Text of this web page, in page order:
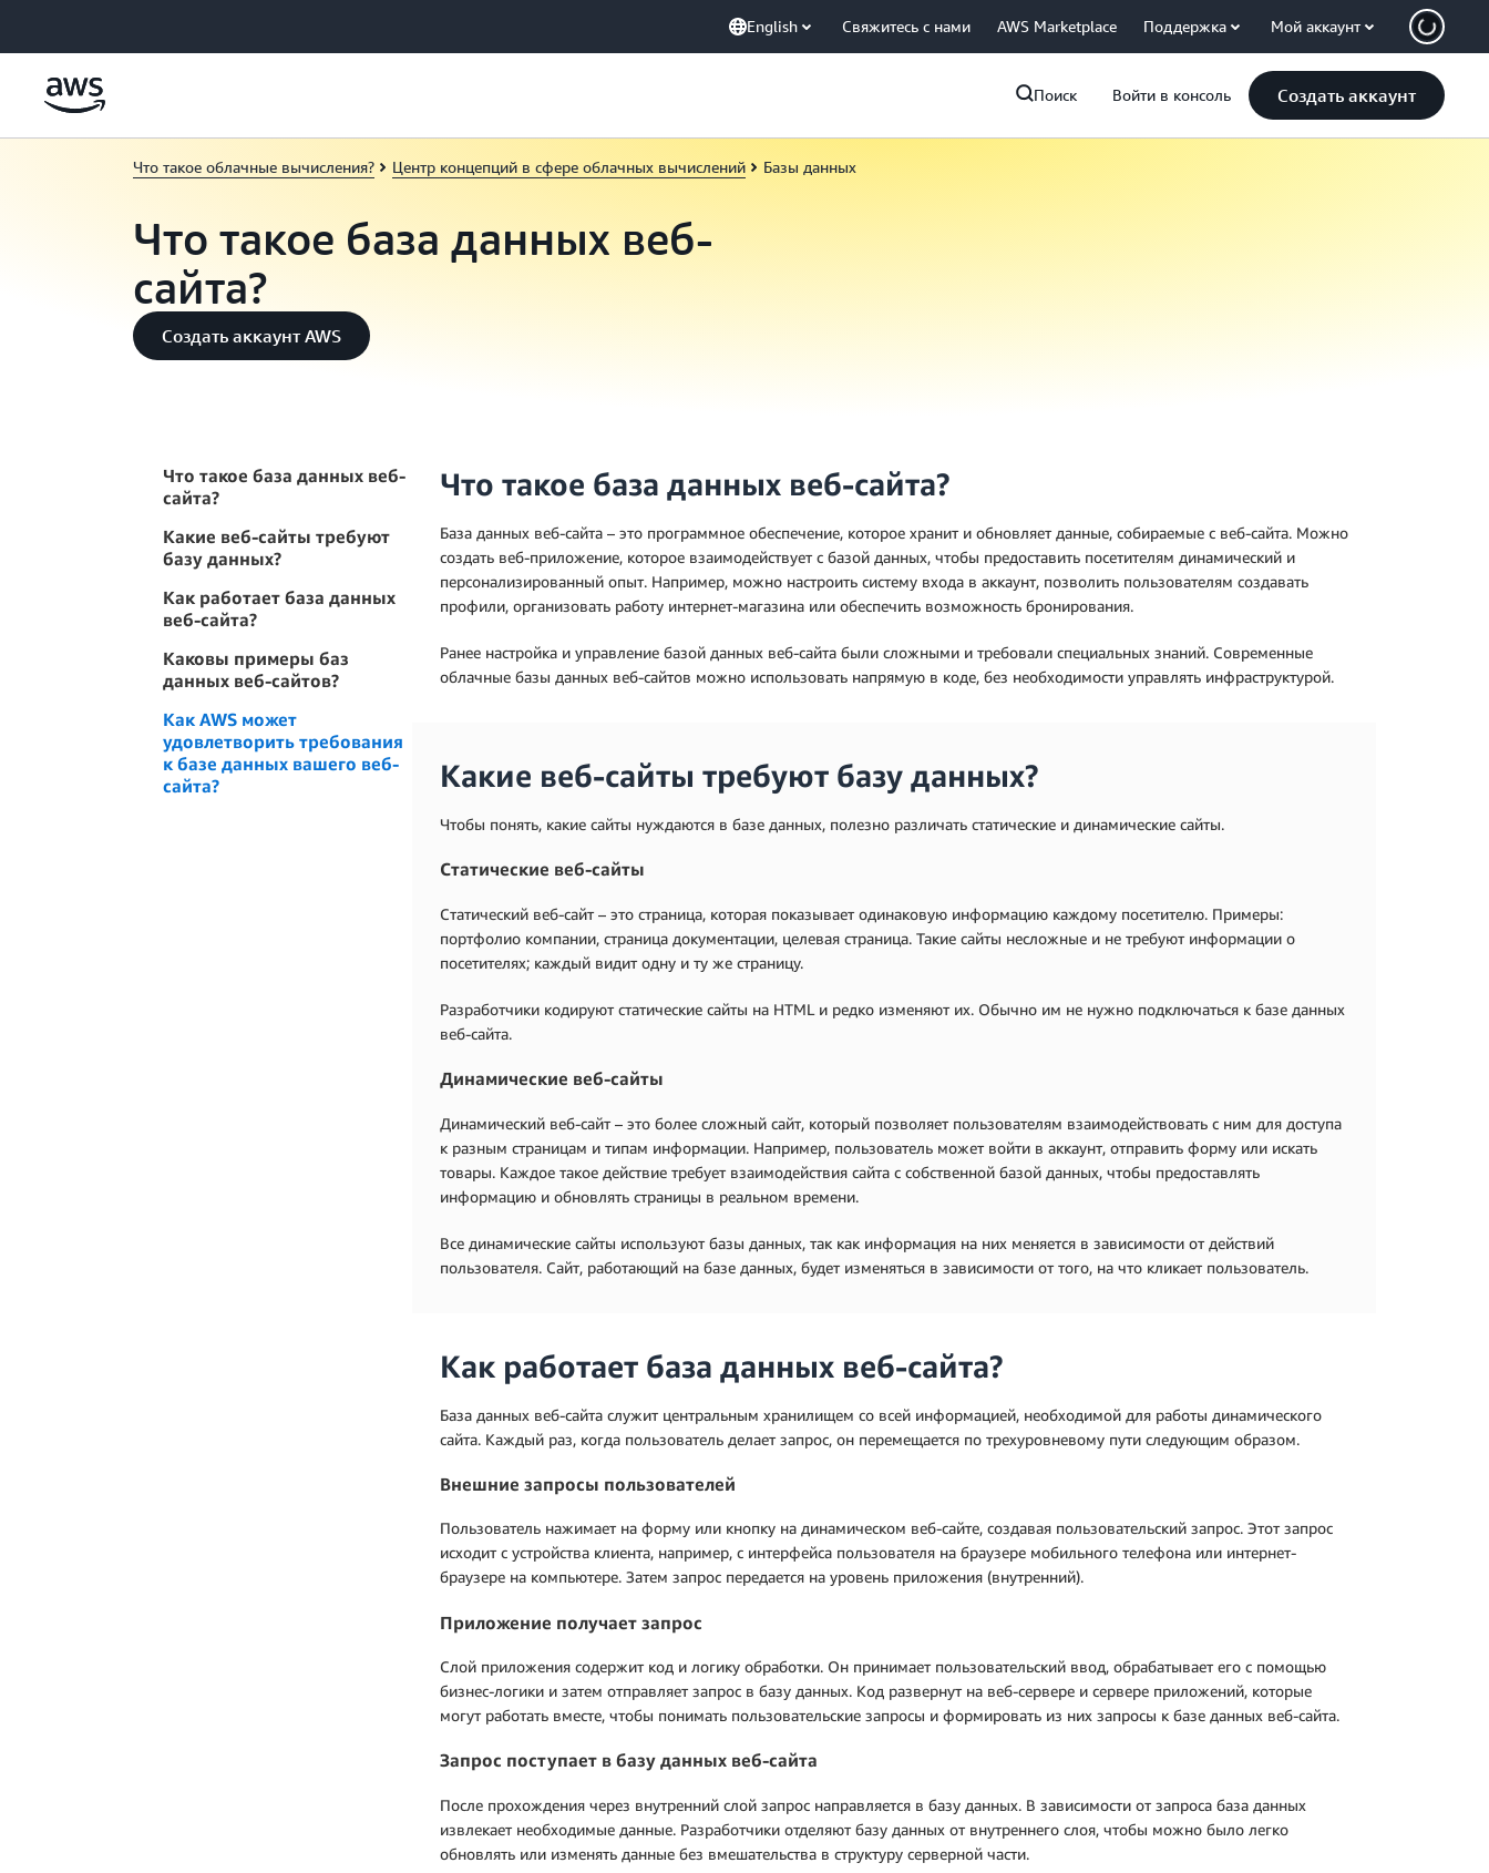
English Свяжитесь с нами AWS Marketplace Поддержка Мой аккаунт
Поиск Войти в консоль Создать аккаунт
Что такое облачные вычисления? Центр концепций в сфере облачных вычислений Базы данных
Что такое база данных веб-
сайта?
Создать аккаунт AWS
Что такое база данных веб-
сайта?
Какие веб-сайты требуют
базу данных?
Как работает база данных
веб-сайта?
Каковы примеры баз
данных веб-сайтов?
Как AWS может
удовлетворить требования
к базе данных вашего веб-
сайта?
Что такое база данных веб-сайта?
База данных веб-сайта – это программное обеспечение, которое хранит и обновляет данные, собираемые с веб-сайта. Можно
создать веб-приложение, которое взаимодействует с базой данных, чтобы предоставить посетителям динамический и
персонализированный опыт. Например, можно настроить систему входа в аккаунт, позволить пользователям создавать
профили, организовать работу интернет-магазина или обеспечить возможность бронирования.
Ранее настройка и управление базой данных веб-сайта были сложными и требовали специальных знаний. Современные
облачные базы данных веб-сайтов можно использовать напрямую в коде, без необходимости управлять инфраструктурой.
Какие веб-сайты требуют базу данных?
Чтобы понять, какие сайты нуждаются в базе данных, полезно различать статические и динамические сайты.
Статические веб-сайты
Статический веб-сайт – это страница, которая показывает одинаковую информацию каждому посетителю. Примеры:
портфолио компании, страница документации, целевая страница. Такие сайты несложные и не требуют информации о
посетителях; каждый видит одну и ту же страницу.
Разработчики кодируют статические сайты на HTML и редко изменяют их. Обычно им не нужно подключаться к базе данных
веб-сайта.
Динамические веб-сайты
Динамический веб-сайт – это более сложный сайт, который позволяет пользователям взаимодействовать с ним для доступа
к разным страницам и типам информации. Например, пользователь может войти в аккаунт, отправить форму или искать
товары. Каждое такое действие требует взаимодействия сайта с собственной базой данных, чтобы предоставлять
информацию и обновлять страницы в реальном времени.
Все динамические сайты используют базы данных, так как информация на них меняется в зависимости от действий
пользователя. Сайт, работающий на базе данных, будет изменяться в зависимости от того, на что кликает пользователь.
Как работает база данных веб-сайта?
База данных веб-сайта служит центральным хранилищем со всей информацией, необходимой для работы динамического
сайта. Каждый раз, когда пользователь делает запрос, он перемещается по трехуровневому пути следующим образом.
Внешние запросы пользователей
Пользователь нажимает на форму или кнопку на динамическом веб-сайте, создавая пользовательский запрос. Этот запрос
исходит с устройства клиента, например, с интерфейса пользователя на браузере мобильного телефона или интернет-
браузере на компьютере. Затем запрос передается на уровень приложения (внутренний).
Приложение получает запрос
Слой приложения содержит код и логику обработки. Он принимает пользовательский ввод, обрабатывает его с помощью
бизнес-логики и затем отправляет запрос в базу данных. Код развернут на веб-сервере и сервере приложений, которые
могут работать вместе, чтобы понимать пользовательские запросы и формировать из них запросы к базе данных веб-сайта.
Запрос поступает в базу данных веб-сайта
После прохождения через внутренний слой запрос направляется в базу данных. В зависимости от запроса база данных
извлекает необходимые данные. Разработчики отделяют базу данных от внутреннего слоя, чтобы можно было легко
обновлять или изменять данные без вмешательства в структуру серверной части.